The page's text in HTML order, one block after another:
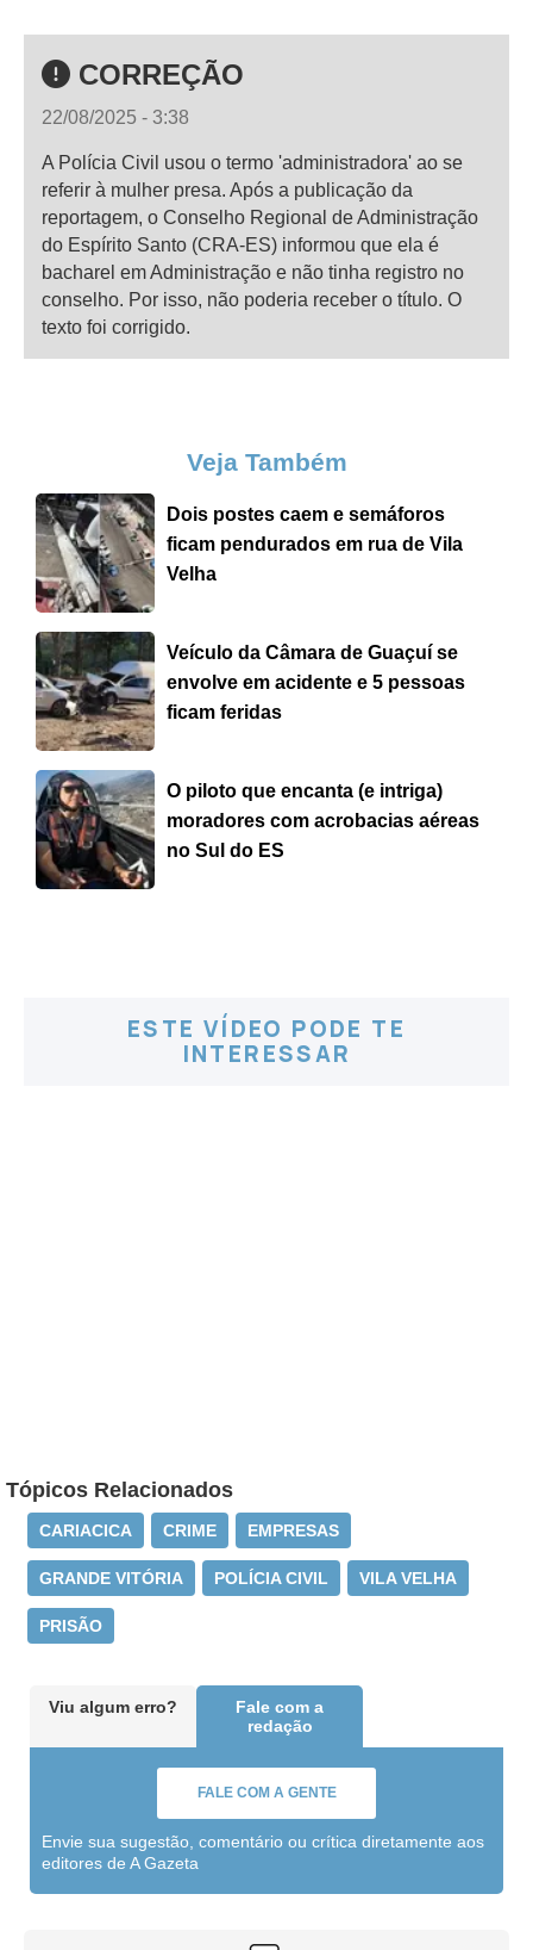
CORREÇÃO
22/08/2025 - 3:38
A Polícia Civil usou o termo 'administradora' ao se
referir à mulher presa. Após a publicação da
reportagem, o Conselho Regional de Administração
do Espírito Santo (CRA-ES) informou que ela é
bacharel em Administração e não tinha registro no
conselho. Por isso, não poderia receber o título. O
texto foi corrigido.
Veja Também
Dois postes caem e semáforos
ficam pendurados em rua de Vila
Velha
Veículo da Câmara de Guaçuí se
envolve em acidente e 5 pessoas
ficam feridas
O piloto que encanta (e intriga)
moradores com acrobacias aéreas
no Sul do ES
ESTE VÍDEO PODE TE
INTERESSAR
Tópicos Relacionados
CARIACICA CRIME EMPRESAS
GRANDE VITÓRIA POLÍCIA CIVIL VILA VELHA
PRISÃO
Viu algum erro?
Fale com a
redação
FALE COM A GENTE
Envie sua sugestão, comentário ou crítica diretamente aos
editores de A Gazeta